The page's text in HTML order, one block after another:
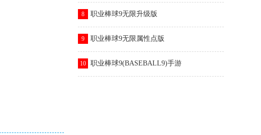
8 职业棒球9无限升级版
9 职业棒球9无限属性点版
10 职业棒球9(BASEBALL9)手游